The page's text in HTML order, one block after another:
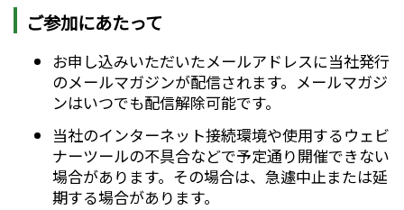
ご参加にあたって
お申し込みいただいたメールアドレスに当社発行
のメールマガジンが配信されます。メールマガジ
ンはいつでも配信解除可能です。
当社のインターネット接続環境や使用するウェビ
ナーツールの不具合などで予定通り開催できない
場合があります。その場合は、急遽中止または延
期する場合があります。